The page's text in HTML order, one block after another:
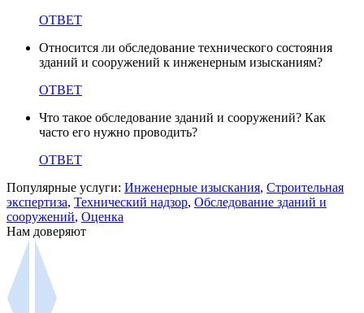
ОТВЕТ
Относится ли обследование технического состояния
зданий и сооружений к инженерным изысканиям?
ОТВЕТ
Что такое обследование зданий и сооружений? Как
часто его нужно проводить?
ОТВЕТ
Популярные услуги: Инженерные изыскания, Строительная
экспертиза, Технический надзор, Обследование зданий и
сооружений, Оценка
Нам доверяют